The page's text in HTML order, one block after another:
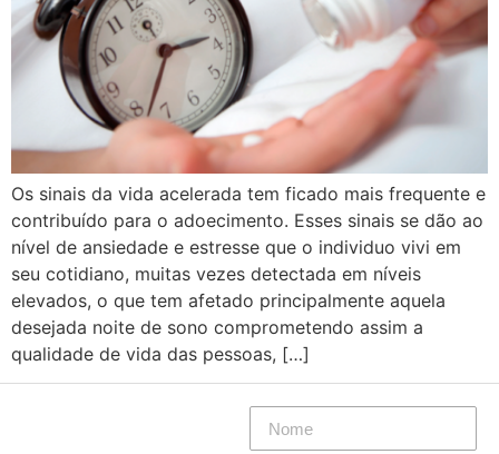
Os sinais da vida acelerada tem ficado mais frequente e
contribuído para o adoecimento. Esses sinais se dão ao
nível de ansiedade e estresse que o individuo vivi em
seu cotidiano, muitas vezes detectada em níveis
elevados, o que tem afetado principalmente aquela
desejada noite de sono comprometendo assim a
qualidade de vida das pessoas, […]